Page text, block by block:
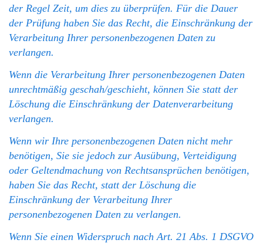
der Regel Zeit, um dies zu überprüfen. Für die Dauer
der Prüfung haben Sie das Recht, die Einschränkung der
Verarbeitung Ihrer personenbezogenen Daten zu
verlangen.
Wenn die Verarbeitung Ihrer personenbezogenen Daten
unrechtmäßig geschah/geschieht, können Sie statt der
Löschung die Einschränkung der Datenverarbeitung
verlangen.
Wenn wir Ihre personenbezogenen Daten nicht mehr
benötigen, Sie sie jedoch zur Ausübung, Verteidigung
oder Geltendmachung von Rechtsansprüchen benötigen,
haben Sie das Recht, statt der Löschung die
Einschränkung der Verarbeitung Ihrer
personenbezogenen Daten zu verlangen.
Wenn Sie einen Widerspruch nach Art. 21 Abs. 1 DSGVO